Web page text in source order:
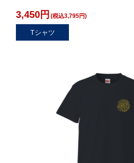
3,450円 (税込3,795円)
Tシャツ